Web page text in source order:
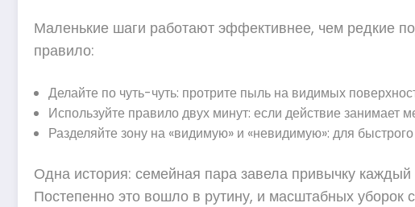
Маленькие шаги работают эффективнее, чем редкие
правило:
Делайте по чуть-чуть: протрите пыль на видимых
Используйте правило двух минут: если действие занимает
Разделяйте зону на «видимую» и «невидимую»: для
Одна история: семейная пара завела привычку
Постепенно это вошло в рутину, и масштабных уборок